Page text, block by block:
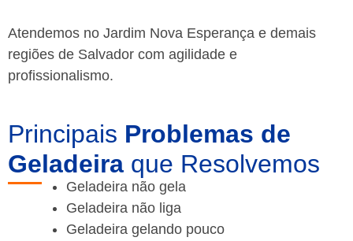
Atendemos no Jardim Nova Esperança e demais
regiões de Salvador com agilidade e
profissionalismo.
Principais Problemas de
Geladeira que Resolvemos
Geladeira não gela
Geladeira não liga
Geladeira gelando pouco